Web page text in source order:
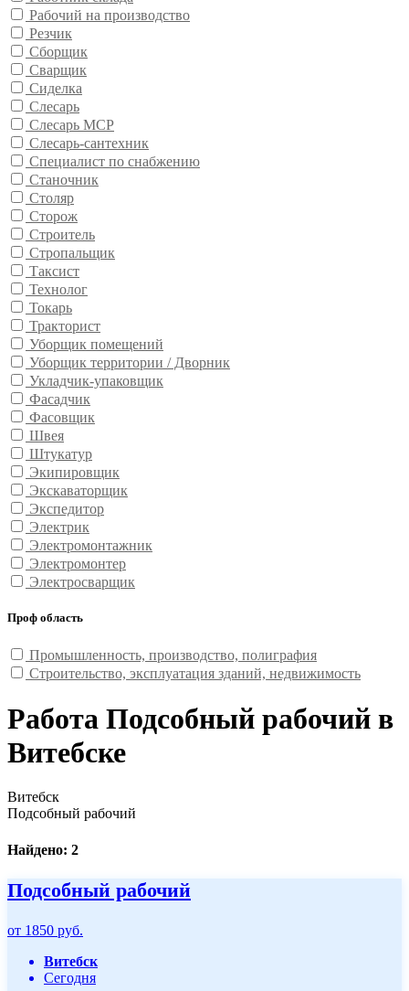
Рабочий на производство
Резчик
Сборщик
Сварщик
Сиделка
Слесарь
Слесарь МСР
Слесарь-сантехник
Специалист по снабжению
Станочник
Столяр
Сторож
Строитель
Стропальщик
Таксист
Технолог
Токарь
Тракторист
Уборщик помещений
Уборщик территории / Дворник
Укладчик-упаковщик
Фасадчик
Фасовщик
Швея
Штукатур
Экипировщик
Экскаваторщик
Экспедитор
Электрик
Электромонтажник
Электромонтер
Электросварщик
Проф область
Промышленность, производство, полиграфия
Строительство, эксплуатация зданий, недвижимость
Работа Подсобный рабочий в
Витебске
Витебск
Подсобный рабочий
Найдено: 2
Подсобный рабочий
от 1850 руб.
Витебск
Сегодня